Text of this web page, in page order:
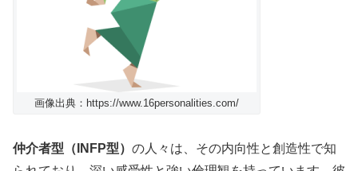
画像出典：https://www.16personalities.com/
仲介者型（INFP型） の人々は、その内向性と創造性で知